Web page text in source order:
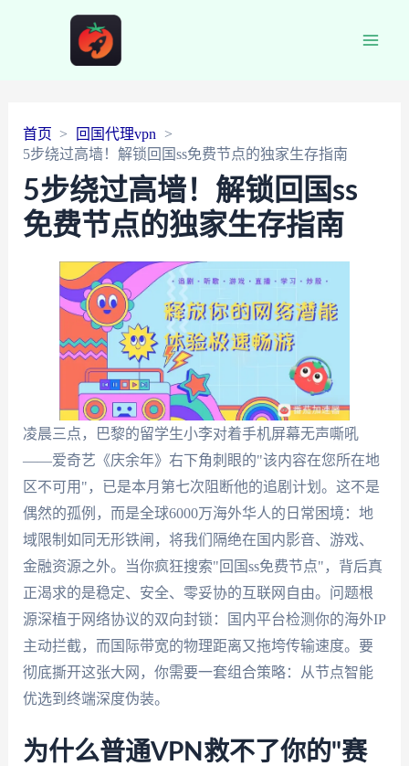
首页
回国代理vpn
5步绕过高墙！解锁回国ss免费节点的独家生存指南
5步绕过高墙！解锁回国ss
免费节点的独家生存指南
凌晨三点，巴黎的留学生小李对着手机屏幕无声嘶吼
——爱奇艺《庆余年》右下角刺眼的"该内容在您所在地
区不可用"，已是本月第七次阻断他的追剧计划。这不是
偶然的孤例，而是全球6000万海外华人的日常困境：地
域限制如同无形铁闸，将我们隔绝在国内影音、游戏、
金融资源之外。当你疯狂搜索"回国ss免费节点"，背后真
正渴求的是稳定、安全、零妥协的互联网自由。问题根
源深植于网络协议的双向封锁：国内平台检测你的海外IP
主动拦截，而国际带宽的物理距离又拖垮传输速度。要
彻底撕开这张大网，你需要一套组合策略：从节点智能
优选到终端深度伪装。
为什么普通VPN救不了你的"赛